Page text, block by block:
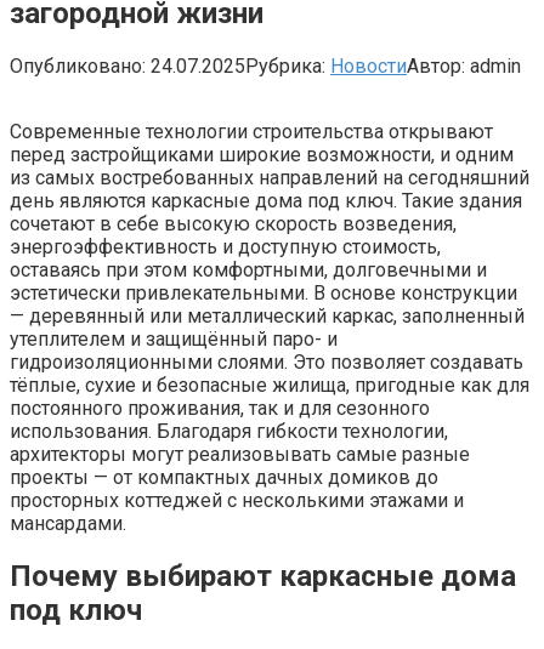
загородной жизни
Опубликовано: 24.07.2025Рубрика: НовостиАвтор: admin
Современные технологии строительства открывают
перед застройщиками широкие возможности, и одним
из самых востребованных направлений на сегодняшний
день являются каркасные дома под ключ. Такие здания
сочетают в себе высокую скорость возведения,
энергоэффективность и доступную стоимость,
оставаясь при этом комфортными, долговечными и
эстетически привлекательными. В основе конструкции
— деревянный или металлический каркас, заполненный
утеплителем и защищённый паро- и
гидроизоляционными слоями. Это позволяет создавать
тёплые, сухие и безопасные жилища, пригодные как для
постоянного проживания, так и для сезонного
использования. Благодаря гибкости технологии,
архитекторы могут реализовывать самые разные
проекты — от компактных дачных домиков до
просторных коттеджей с несколькими этажами и
мансардами.
Почему выбирают каркасные дома
под ключ